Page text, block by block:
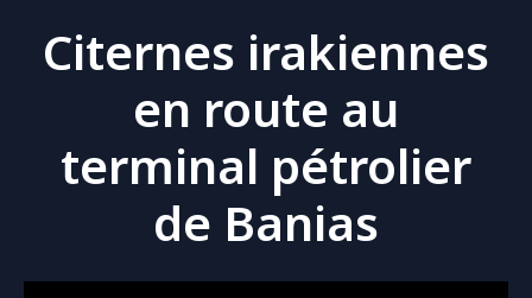
Citernes irakiennes
en route au
terminal pétrolier
de Banias